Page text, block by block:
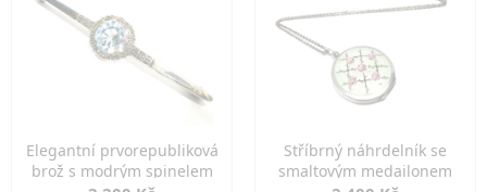
Elegantní prvorepubliková
brož s modrým spinelem
Stříbrný náhrdelník se
smaltovým medailonem